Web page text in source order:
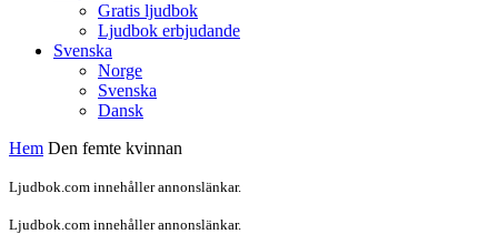
Gratis ljudbok
Ljudbok erbjudande
Svenska
Norge
Svenska
Dansk
Hem Den femte kvinnan
Ljudbok.com innehåller annonslänkar.
Ljudbok.com innehåller annonslänkar.